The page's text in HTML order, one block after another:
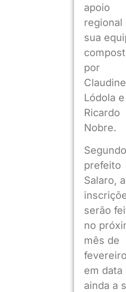
apoio
regional
sua
por
Lódola e
Ricardo
Nobre.
prefeito
Salaro,
serão
no
mês de
fevereiro
em data
ainda a